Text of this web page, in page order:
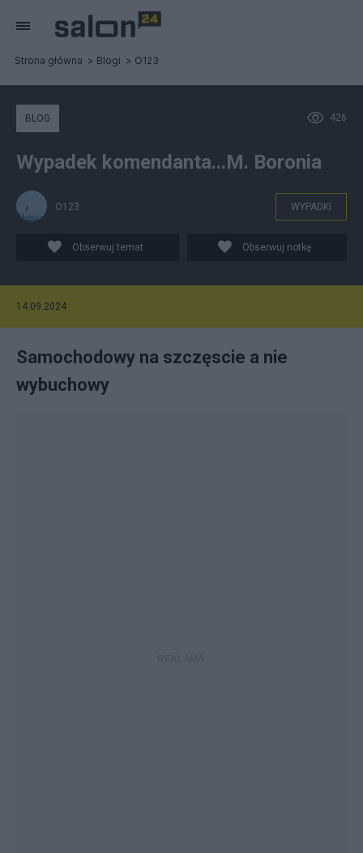
Strona główna Blogi O123
426
BLOG
Wypadek komendanta...M. Boronia
O123 WYPADKI
Obserwuj temat Obserwuj notkę
14.09.2024
Samochodowy na szczęscie a nie
wybuchowy